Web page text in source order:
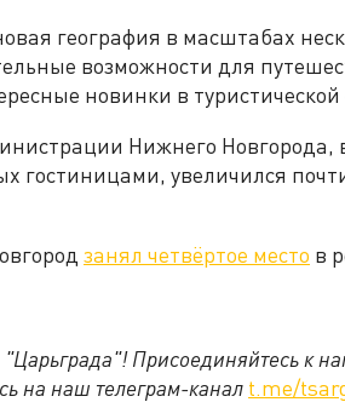
география в масштабах
возможности для
новинки в туристической
Нижнего Новгорода,
гостиницами, увеличился
занял четвёртое место в
Присоединяйтесь к
на наш телеграм-канал t.me/